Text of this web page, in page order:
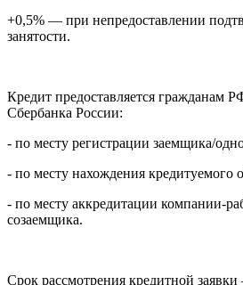
+0,5% — при непредоставлении
занятости.
Кредит предоставляется гражданам
Сбербанка России:
- по месту регистрации заемщика/
- по месту нахождения кредитуемого
- по месту аккредитации компании-
созаемщика.
Срок рассмотрения кредитной